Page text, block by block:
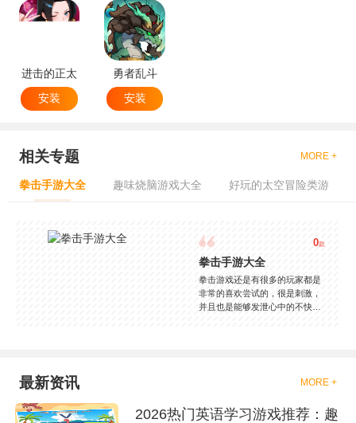
进击的正太
安装
勇者乱斗
安装
相关专题 MORE +
拳击手游大全 趣味烧脑游戏大全 好玩的太空冒险类游
0款
拳击手游大全
拳击游戏还是有很多的玩家都是
非常的喜欢尝试的，很是刺激，
并且也是能够发泄心中的不快
够去进行体验的，我们也是能够
就是收集了一些有意思的拳击游
最新资讯 MORE +
2026热门英语学习游戏推荐：趣